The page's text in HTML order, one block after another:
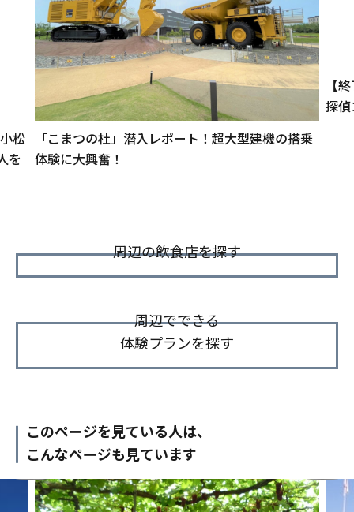
松
を
「こまつの杜」潜入レポート！超大型建機の搭乗
体験に大興奮！
【
探
周辺の飲食店を探す
周辺でできる
体験プランを探す
このページを見ている人は、
こんなページも見ています